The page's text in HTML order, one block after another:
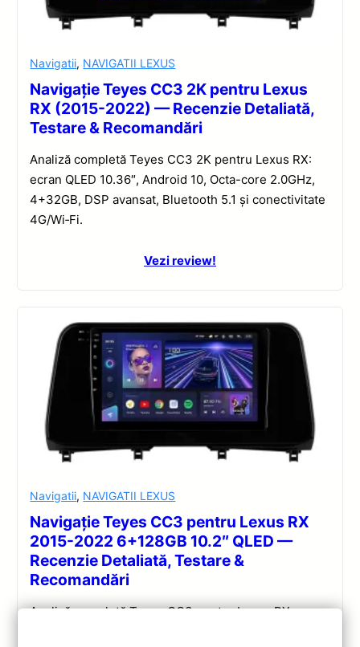
Navigatii, NAVIGATII LEXUS
Navigație Teyes CC3 2K pentru Lexus
RX (2015-2022) — Recenzie Detaliată,
Testare & Recomandări
Analiză completă Teyes CC3 2K pentru Lexus RX:
ecran QLED 10.36″, Android 10, Octa-core 2.0GHz,
4+32GB, DSP avansat, Bluetooth 5.1 și conectivitate
4G/Wi‑Fi.
Vezi review!
Navigatii, NAVIGATII LEXUS
Navigație Teyes CC3 pentru Lexus RX
2015-2022 6+128GB 10.2″ QLED —
Recenzie Detaliată, Testare &
Recomandări
Analiză completă Teyes CC3 pentru Lexus RX: